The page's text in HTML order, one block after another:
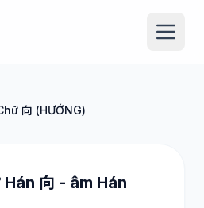
向 (HƯỚNG)
向 - âm Hán